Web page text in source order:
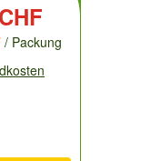
/ Packung